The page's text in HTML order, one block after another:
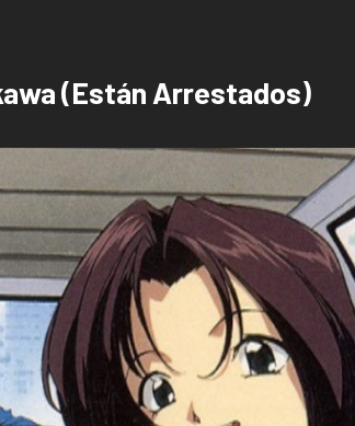
(Están Arrestados)